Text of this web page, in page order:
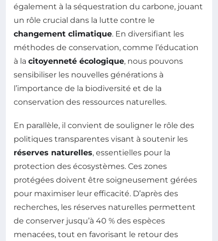
également à la séquestration du carbone, jouant
un rôle crucial dans la lutte contre le
changement climatique. En diversifiant les
méthodes de conservation, comme l’éducation
à la citoyenneté écologique, nous pouvons
sensibiliser les nouvelles générations à
l’importance de la biodiversité et de la
conservation des ressources naturelles.
En parallèle, il convient de souligner le rôle des
politiques transparentes visant à soutenir les
réserves naturelles, essentielles pour la
protection des écosystèmes. Ces zones
protégées doivent être soigneusement gérées
pour maximiser leur efficacité. D’après des
recherches, les réserves naturelles permettent
de conserver jusqu’à 40 % des espèces
menacées, tout en favorisant le retour des